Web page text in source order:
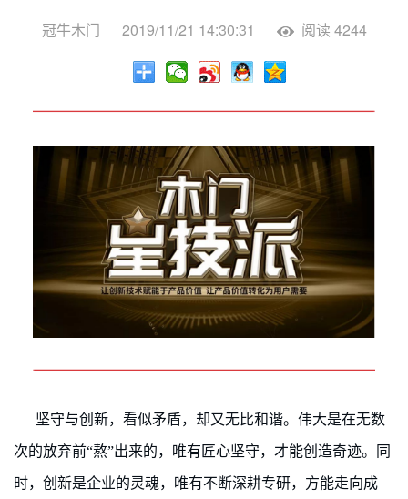
冠牛木门 2019/11/21 14:30:31 阅读 4244
坚守与创新，看似矛盾，却又无比和谐。伟大是在无数
次的放弃前“熬”出来的，唯有匠心坚守，才能创造奇迹。同
时，创新是企业的灵魂，唯有不断深耕专研，方能走向成